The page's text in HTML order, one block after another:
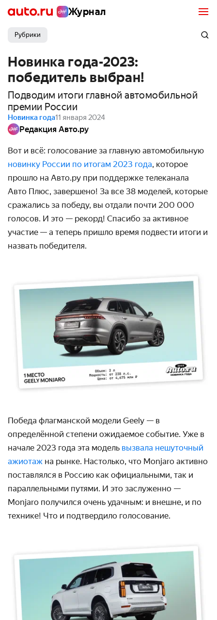
Журнал
Рубрики
Новинка года-2023:
победитель выбран!
Подводим итоги главной автомобильной
премии России
Новинка года11 января 2024
Редакция Авто.ру
Вот и всё: голосование за главную автомобильную
новинку России по итогам 2023 года, которое
прошло на Авто.ру при поддержке телеканала
Авто Плюс, завершено! За все 38 моделей, которые
сражались за победу, вы отдали почти 200 000
голосов. И это — рекорд! Спасибо за активное
участие — а теперь пришло время подвести итоги и
назвать победителя.
Победа флагманской модели Geely — в
определённой степени ожидаемое событие. Уже в
начале 2023 года эта модель вызвала нешуточный
ажиотаж на рынке. Настолько, что Monjaro активно
поставлялся в Россию как официальными, так и
параллельными путями. И это заслуженно —
Monjaro получился очень удачным: и внешне, и по
технике! Что и подтвердило голосование.